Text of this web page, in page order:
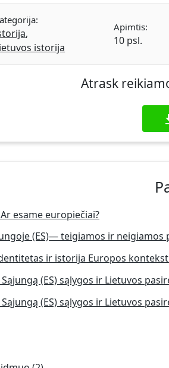
,
istorija
Apimtis:
10 psl.
Atrask
esame europiečiai?
(ES)— teigiamos ir neigiamos
ir istorija Europos
(ES) sąlygos ir Lietuvos
(ES) sąlygos ir Lietuvos